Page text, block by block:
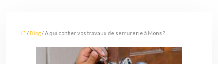
/ Blog/ A qui confier vos travaux de serrurerie à Mons ?